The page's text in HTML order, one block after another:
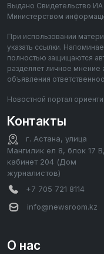
Выдано Свидетельство
Министерством
При использовании
указать ссылки.
полностью защищаются
разделяет личное мнение
объявления
Новостной портал
Контакты
г. Астана, улица
Мангилик ел 8, блок 17 В,
кабинет 204 (Дом
журналистов)
+7 705 721 8114
info@newsroom.kz
О нас